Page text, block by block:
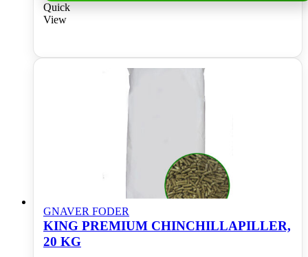
Quick
View
GNAVER FODER
KING PREMIUM CHINCHILLAPILLER,
20 KG